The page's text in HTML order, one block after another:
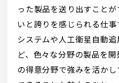
った製品を送り出すこと
いと誇りを感じられる仕
システムや人工衛星自動
ど、色々な分野の製品を
の得意分野で強みを活か